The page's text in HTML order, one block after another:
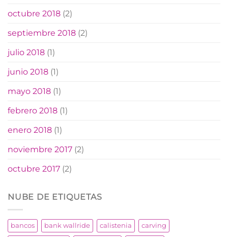
octubre 2018 (2)
septiembre 2018 (2)
julio 2018 (1)
junio 2018 (1)
mayo 2018 (1)
febrero 2018 (1)
enero 2018 (1)
noviembre 2017 (2)
octubre 2017 (2)
NUBE DE ETIQUETAS
bancos bank wallride calistenia carving